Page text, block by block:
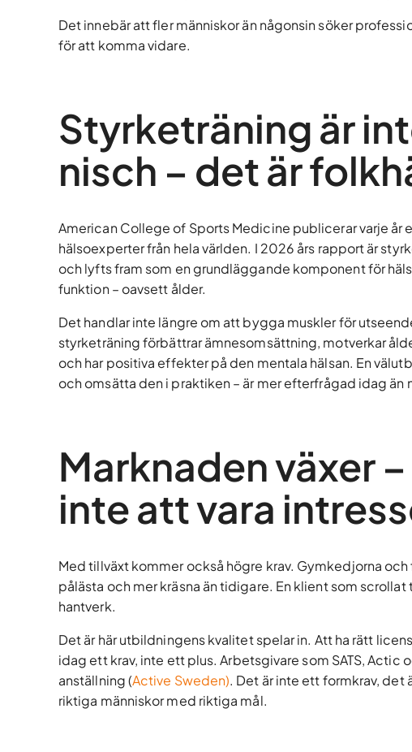
Det innebär att fler människor än någonsin söker
för att komma vidare.
Styrketräning är
nisch – det är
American College of Sports Medicine publicerar varje
hälsoexperter från hela världen. I 2026 års rapport är
och lyfts fram som en grundläggande komponent för
funktion – oavsett ålder.
Det handlar inte längre om att bygga muskler för
styrketräning förbättrar ämnesomsättning, motverkar
och har positiva effekter på den mentala hälsan. En
och omsätta den i praktiken – är mer efterfrågad idag än
Marknaden växer
inte att vara
Med tillväxt kommer också högre krav. Gymkedjorna
pålästa och mer kräsna än tidigare. En klient som
hantverk.
Det är här utbildningens kvalitet spelar in. Att ha rätt
idag ett krav, inte ett plus. Arbetsgivare som SATS, Actic
anställning (Active Sweden). Det är inte ett formkrav, det
riktiga människor med riktiga mål.